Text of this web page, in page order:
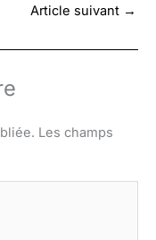
Article suivant →
Les champs